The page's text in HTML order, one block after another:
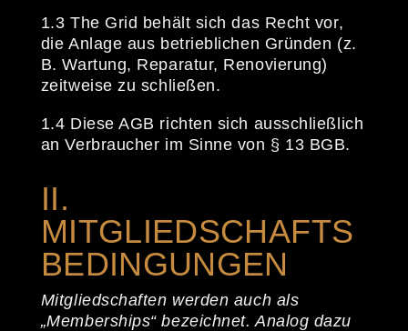
1.3 The Grid behält sich das Recht vor,
die Anlage aus betrieblichen Gründen (z.
B. Wartung, Reparatur, Renovierung)
zeitweise zu schließen.
1.4 Diese AGB richten sich ausschließlich
an Verbraucher im Sinne von § 13 BGB.
II.
MITGLIEDSCHAFTS
BEDINGUNGEN
Mitgliedschaften werden auch als
„Memberships“ bezeichnet. Analog dazu